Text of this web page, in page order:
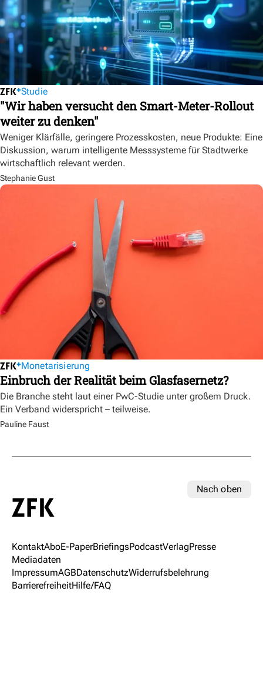
Studie
"Wir haben versucht den Smart-Meter-Rollout
weiter zu denken"
Weniger Klärfälle, geringere Prozesskosten, neue Produkte: Eine
Diskussion, warum intelligente Messsysteme für Stadtwerke
wirtschaftlich relevant werden.
Stephanie Gust
Monetarisierung
Einbruch der Realität beim Glasfasernetz?
Die Branche steht laut einer PwC-Studie unter großem Druck.
Ein Verband widerspricht – teilweise.
Pauline Faust
Nach oben
KontaktAboE-PaperBriefingsPodcastVerlagPresse
Mediadaten
ImpressumAGBDatenschutzWiderrufsbelehrung
BarrierefreiheitHilfe/FAQ